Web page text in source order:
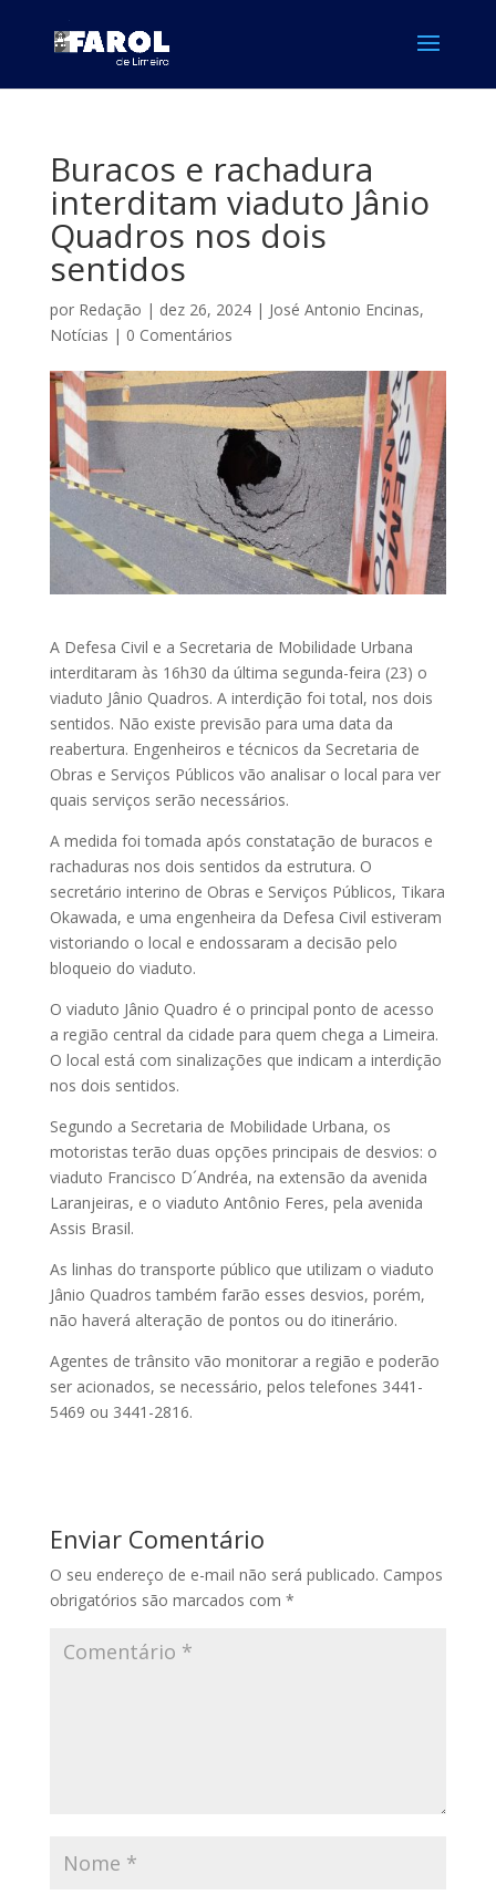
Buracos e rachadura
interditam viaduto Jânio
Quadros nos dois
sentidos
por Redação | dez 26, 2024| José Antonio Encinas,
Notícias | 0 Comentários
A Defesa Civil e a Secretaria de Mobilidade Urbana
interditaram às 16h30 da última segunda-feira (23) o
viaduto Jânio Quadros. A interdição foi total, nos dois
sentidos. Não existe previsão para uma data da
reabertura. Engenheiros e técnicos da Secretaria de
Obras e Serviços Públicos vão analisar o local para ver
quais serviços serão necessários.
A medida foi tomada após constatação de buracos e
rachaduras nos dois sentidos da estrutura. O
secretário interino de Obras e Serviços Públicos, Tikara
Okawada, e uma engenheira da Defesa Civil estiveram
vistoriando o local e endossaram a decisão pelo
bloqueio do viaduto.
O viaduto Jânio Quadro é o principal ponto de acesso
a região central da cidade para quem chega a Limeira.
O local está com sinalizações que indicam a interdição
nos dois sentidos.
Segundo a Secretaria de Mobilidade Urbana, os
motoristas terão duas opções principais de desvios: o
viaduto Francisco D´Andréa, na extensão da avenida
Laranjeiras, e o viaduto Antônio Feres, pela avenida
Assis Brasil.
As linhas do transporte público que utilizam o viaduto
Jânio Quadros também farão esses desvios, porém,
não haverá alteração de pontos ou do itinerário.
Agentes de trânsito vão monitorar a região e poderão
ser acionados, se necessário, pelos telefones 3441-
5469 ou 3441-2816.
Enviar Comentário
O seu endereço de e-mail não será publicado. Campos
obrigatórios são marcados com *